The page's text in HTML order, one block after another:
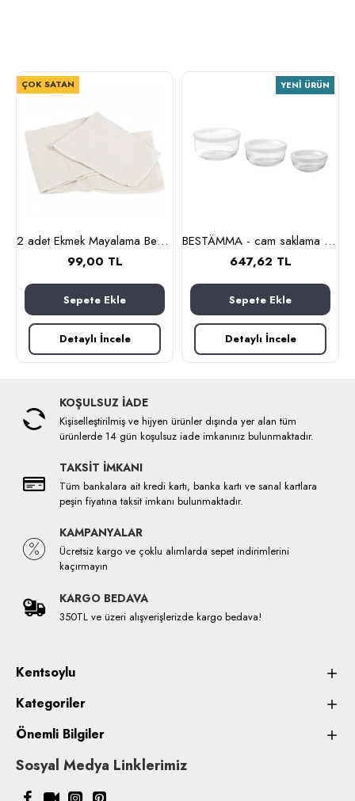
ÇOK SATAN
2 adet Ekmek Mayalama Bezi 50x70 cm, %100 Pamuk Amerikan Pasa Bezi
99,00 TL
Sepete Ekle
Detaylı İncele
YENI ÜRÜN
BESTÄMMA - cam saklama kabı seti (cam)
647,62 TL
Sepete Ekle
Detaylı İncele
KOŞULSUZ İADE
Kişiselleştirilmiş ve hijyen ürünler dışında yer alan tüm
ürünlerde 14 gün koşulsuz iade imkanınız bulunmaktadır.
TAKSİT İMKANI
Tüm bankalara ait kredi kartı, banka kartı ve sanal kartlara
peşin fiyatına taksit imkanı bulunmaktadır.
KAMPANYALAR
Ücretsiz kargo ve çoklu alımlarda sepet indirimlerini
kaçırmayın
KARGO BEDAVA
350TL ve üzeri alışverişlerizde kargo bedava!
Kentsoylu
Kategoriler
Önemli Bilgiler
Sosyal Medya Linklerimiz